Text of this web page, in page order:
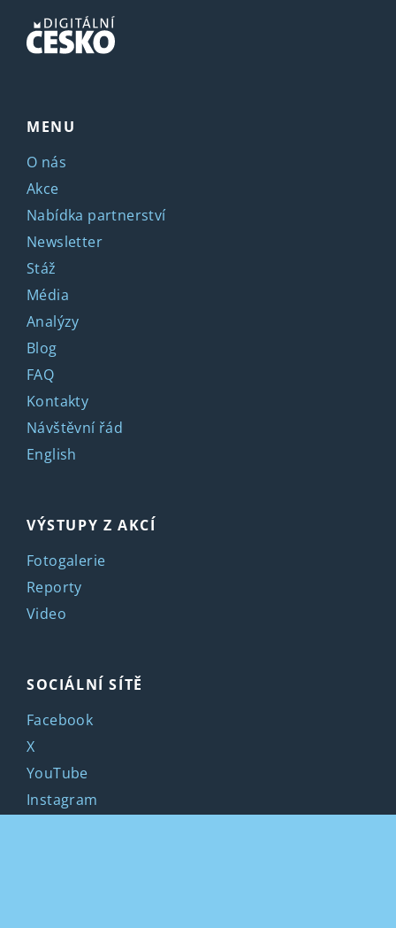
MENU
O nás
Akce
Nabídka partnerství
Newsletter
Stáž
Média
Analýzy
Blog
FAQ
Kontakty
Návštěvní řád
English
VÝSTUPY Z AKCÍ
Fotogalerie
Reporty
Video
SOCIÁLNÍ SÍTĚ
Facebook
X
YouTube
Instagram